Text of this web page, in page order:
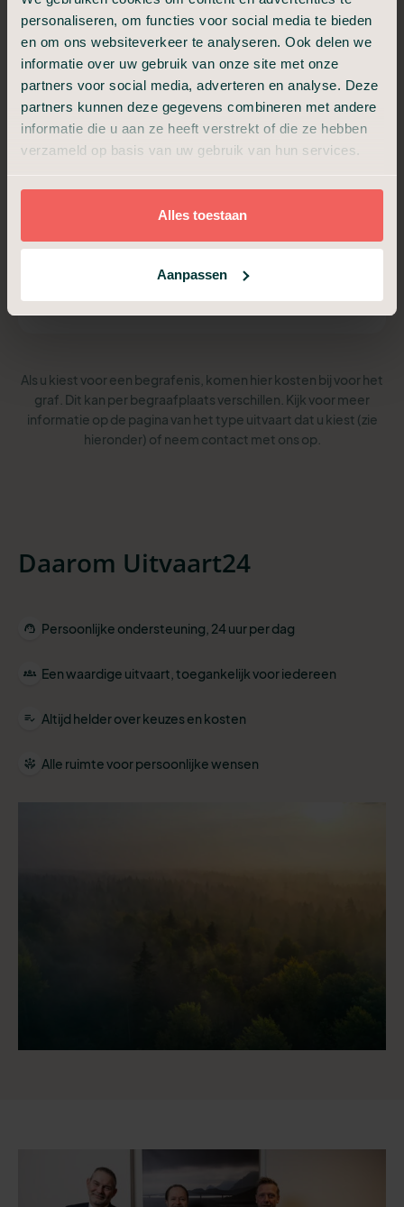
personaliseren, om functies voor social media te bieden
en om ons websiteverkeer te analyseren. Ook delen we
informatie over uw gebruik van onze site met onze
partners voor social media, adverteren en analyse. Deze
partners kunnen deze gegevens combineren met andere
informatie die u aan ze heeft verstrekt of die ze hebben
verzameld op basis van uw gebruik van hun services.
Alles toestaan
Aanpassen
Van a tot z verzorgd, met samenzijn en condoleance.
€ 3.499,-
Vanaf
Alles van Compact, plus:
Begeleiding afscheidsdienst (30 min)
Begeleiding samenzijn en condoleance (30 min)
Hulp bij de rouwkaart
Plan een adviesgesprek
Als u kiest voor een begrafenis, komen hier kosten bij voor het
graf. Dit kan per begraafplaats verschillen. Kijk voor meer
informatie op de pagina van het type uitvaart dat u kiest (zie
hieronder) of neem contact met ons op.
Daarom Uitvaart24
Persoonlijke ondersteuning, 24 uur per dag
Een waardige uitvaart, toegankelijk voor iedereen
Altijd helder over keuzes en kosten
Alle ruimte voor persoonlijke wensen